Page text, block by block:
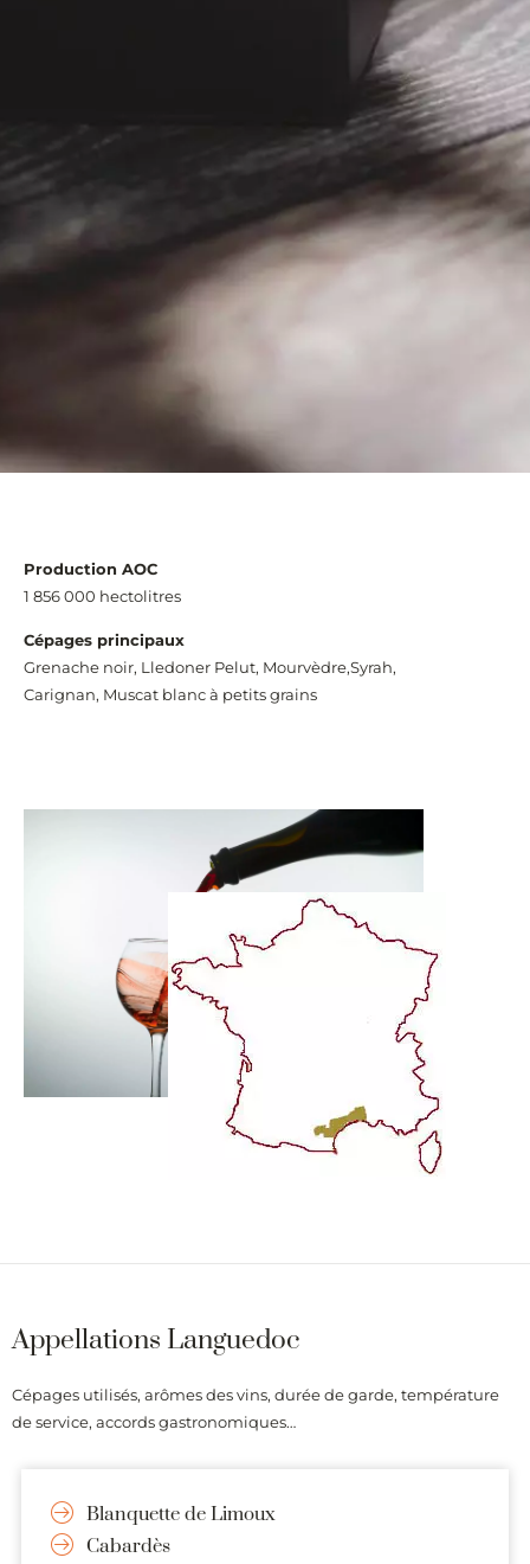
Production AOC
1 856 000 hectolitres
Cépages principaux
Grenache noir, Lledoner Pelut, Mourvèdre,Syrah,
Carignan, Muscat blanc à petits grains
Appellations Languedoc
Cépages utilisés, arômes des vins, durée de garde, température
de service, accords gastronomiques…
Blanquette de Limoux
Cabardès